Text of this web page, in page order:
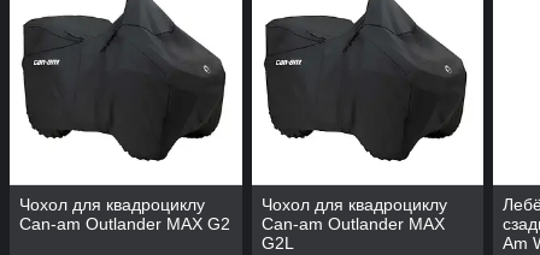
Чохол для квадроциклу
Can-am Outlander MAX G2
Чохол для квадроциклу
Can-am Outlander MAX
G2L
Am